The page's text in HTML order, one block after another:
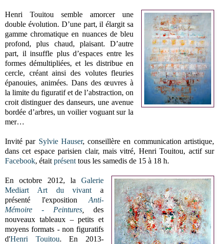
Henri Touitou semble amorcer une
double évolution. D’une part, il élargit sa
gamme chromatique en nuances de bleu
profond, plus chaud, plaisant. D’autre
part, il insuffle plus d’espaces entre les
formes démultipliées, et les distribue en
cercle, créant ainsi des volutes fleuries
épanouies, animées. Dans des œuvres à
la limite du figuratif et de l’abstraction, on
croit distinguer des danseurs, une avenue
bordée d’arbres, un voilier voguant sur la
mer…
Invité par Sylvie Hauser, conseillère en communication artistique,
dans cet espace parisien clair, mais vitré, Henri Touitou, actif sur
Facebook, étaitprésenttous les samedis de 15 à 18 h.
En octobre 2012, laGalerie
Mediart Art du vivanta
présenté l'expositionAnti-
Mémoire - Peintures,des
nouveaux tableaux – petits et
moyens formats - non figuratifs
d'Henri Touitou. En 2013-